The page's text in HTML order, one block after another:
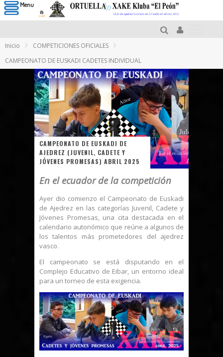
Inicio
COMPETICIONES OFICIALES
CAMPEONATO DE EUSKADI CADETES INDIVIDUAL
CAMPEONATO DE EUSKADI DE
AJEDREZ (JUVENIL, CADETE Y
JÓVENES PROMESAS) ABRIL 2025
En el ecuador de la competición
Ayer dio comienzo el Campeonato de Euskadi
de Ajedrez en las categorías Juvenil, Cadete y
Jóvenes Promesas, una cita destacada en el
calendario autonómico que reúne a algunos de
los talentos más prometedores del ajedrez
vasco.
El campeonato se está disputando en el
Complejo Educativo de Eibar, un entorno ideal
para un torneo de esta exigencia.
Menu